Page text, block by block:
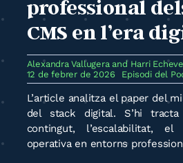
Bloc
Smart Team
professional
CMS en l’era
Alexandra Vallugeraand Harri
12 de febrer de 2026
Episodi del
L’article analitza el paper del
del stack digital. S’hi
contingut, l’escalabilitat,
operativa en entorns